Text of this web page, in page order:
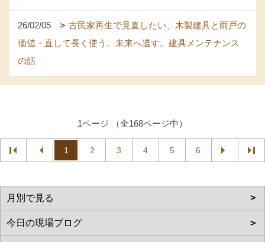
26/02/05
古民家再生で見直したい、木製建具と雨戸の
価値・直して長く使う。未来へ遺す。建具メンテナンス
の話
1ページ （全168ページ中）
1 2 3 4 5 6